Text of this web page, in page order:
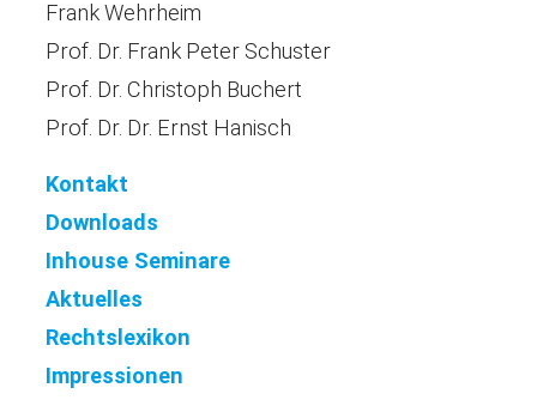
Frank Wehrheim
Prof. Dr. Frank Peter Schuster
Prof. Dr. Christoph Buchert
Prof. Dr. Dr. Ernst Hanisch
Kontakt
Downloads
Inhouse Seminare
Aktuelles
Rechtslexikon
Impressionen